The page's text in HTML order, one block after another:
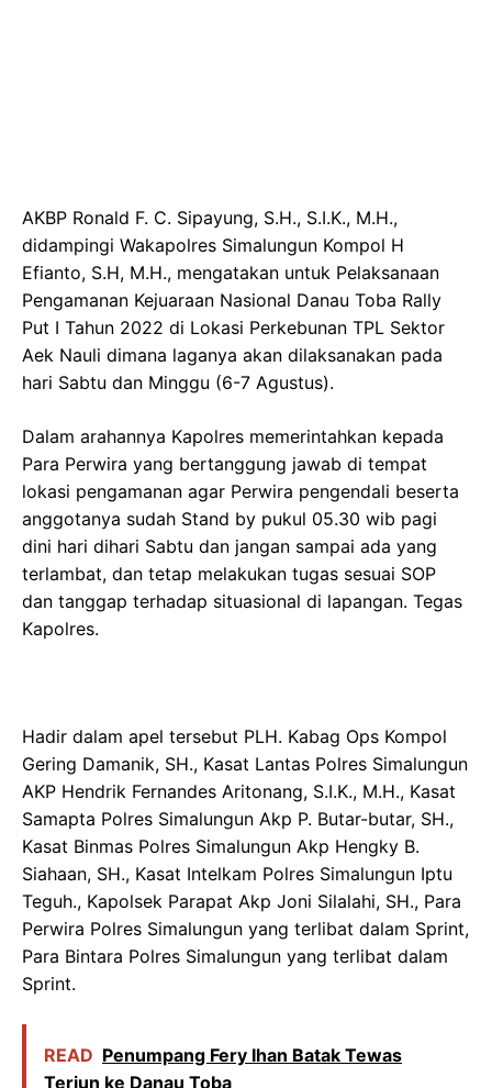
AKBP Ronald F. C. Sipayung, S.H., S.I.K., M.H.,
didampingi Wakapolres Simalungun Kompol H
Efianto, S.H, M.H., mengatakan untuk Pelaksanaan
Pengamanan Kejuaraan Nasional Danau Toba Rally
Put I Tahun 2022 di Lokasi Perkebunan TPL Sektor
Aek Nauli dimana laganya akan dilaksanakan pada
hari Sabtu dan Minggu (6-7 Agustus).
Dalam arahannya Kapolres memerintahkan kepada
Para Perwira yang bertanggung jawab di tempat
lokasi pengamanan agar Perwira pengendali beserta
anggotanya sudah Stand by pukul 05.30 wib pagi
dini hari dihari Sabtu dan jangan sampai ada yang
terlambat, dan tetap melakukan tugas sesuai SOP
dan tanggap terhadap situasional di lapangan. Tegas
Kapolres.
Hadir dalam apel tersebut PLH. Kabag Ops Kompol
Gering Damanik, SH., Kasat Lantas Polres Simalungun
AKP Hendrik Fernandes Aritonang, S.I.K., M.H., Kasat
Samapta Polres Simalungun Akp P. Butar-butar, SH.,
Kasat Binmas Polres Simalungun Akp Hengky B.
Siahaan, SH., Kasat Intelkam Polres Simalungun Iptu
Teguh., Kapolsek Parapat Akp Joni Silalahi, SH., Para
Perwira Polres Simalungun yang terlibat dalam Sprint,
Para Bintara Polres Simalungun yang terlibat dalam
Sprint.
READ Penumpang Fery Ihan Batak Tewas
Terjun ke Danau Toba